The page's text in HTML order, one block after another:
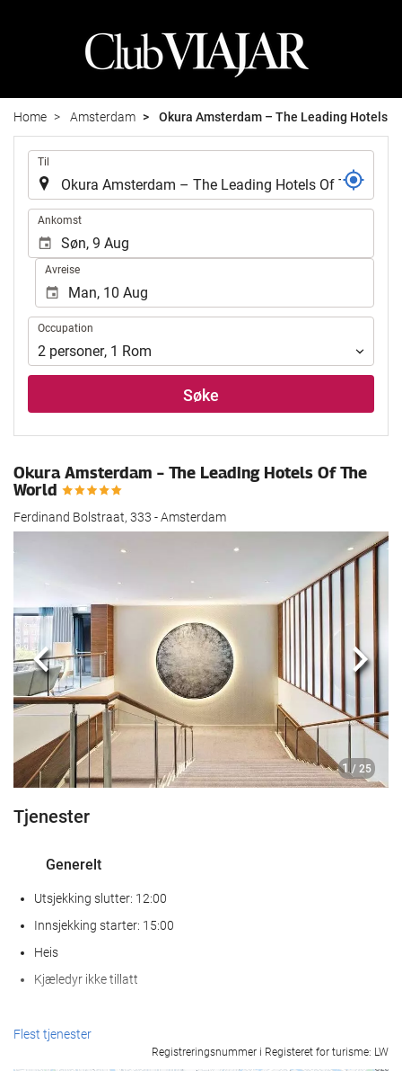
Home Amsterdam Okura Amsterdam – The Leading Hotels
Til
Ankomst
Avreise
Occupation
Occupation
2 personer, 1 Rom
Søke
Okura Amsterdam – The Leading Hotels Of The
World
Ferdinand Bolstraat, 333 - Amsterdam
1 / 25
Forrige
Tjenester
Generelt
Utsjekking slutter: 12:00
Innsjekking starter: 15:00
Heis
Kjæledyr ikke tillatt
Velvære
Flest tjenester
Registreringsnummer i Registeret for turisme: LW